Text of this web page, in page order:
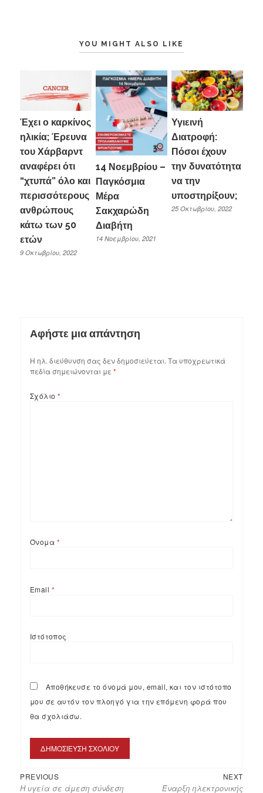
YOU MIGHT ALSO LIKE
Έχει ο καρκίνος
ηλικία; Έρευνα
του Χάρβαρντ
αναφέρει ότι
“χτυπά” όλο και
περισσότερους
ανθρώπους
κάτω των 50
ετών
9 Οκτωβρίου, 2022
14 Νοεμβρίου –
Παγκόσμια
Μέρα
Σακχαρώδη
Διαβήτη
14 Νοεμβρίου, 2021
Υγιεινή
Διατροφή:
Πόσοι έχουν
την δυνατότητα
να την
υποστηρίξουν;
25 Οκτωβρίου, 2022
Αφήστε μια απάντηση
Η ηλ. διεύθυνση σας δεν δημοσιεύεται. Τα υποχρεωτικά
πεδία σημειώνονται με *
Σχόλιο *
Όνομα *
Email *
Ιστότοπος
Αποθήκευσε το όνομά μου, email, και τον ιστότοπο
μου σε αυτόν τον πλοηγό για την επόμενη φορά που
θα σχολιάσω.
PREVIOUS
Η υγεία σε άμεση σύνδεση
NEXT
Έναρξη ηλεκτρονικής